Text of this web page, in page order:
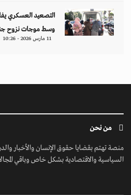
التصعيد العسكري
وسط موجات نزوح
11 مارس 2026 - 10:26
من نحن
منصة تهتم بقضايا حقوق الإنسان والأخبار
السياسية والاقتصادية بشكل خاص وباقي